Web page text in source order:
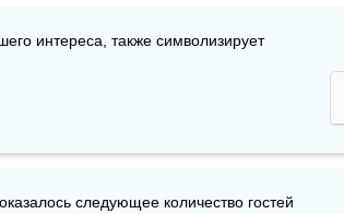
интереса, также символизирует
следующее количество гостей